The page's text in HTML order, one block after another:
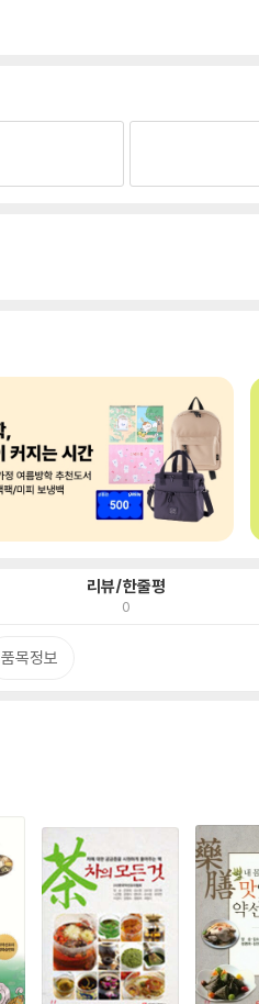
리뷰/한줄평
0
품목정보